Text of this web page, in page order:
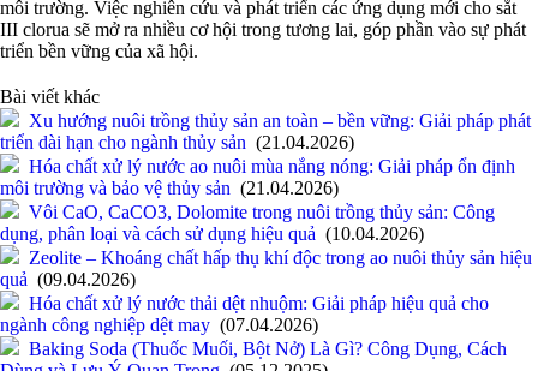
môi trường. Việc nghiên cứu và phát triển các ứng dụng mới cho sắt
III clorua sẽ mở ra nhiều cơ hội trong tương lai, góp phần vào sự phát
triển bền vững của xã hội.
Bài viết khác
Xu hướng nuôi trồng thủy sản an toàn – bền vững: Giải pháp phát
triển dài hạn cho ngành thủy sản (21.04.2026)
Hóa chất xử lý nước ao nuôi mùa nắng nóng: Giải pháp ổn định
môi trường và bảo vệ thủy sản (21.04.2026)
Vôi CaO, CaCO3, Dolomite trong nuôi trồng thủy sản: Công
dụng, phân loại và cách sử dụng hiệu quả (10.04.2026)
Zeolite – Khoáng chất hấp thụ khí độc trong ao nuôi thủy sản hiệu
quả (09.04.2026)
Hóa chất xử lý nước thải dệt nhuộm: Giải pháp hiệu quả cho
ngành công nghiệp dệt may (07.04.2026)
Baking Soda (Thuốc Muối, Bột Nở) Là Gì? Công Dụng, Cách